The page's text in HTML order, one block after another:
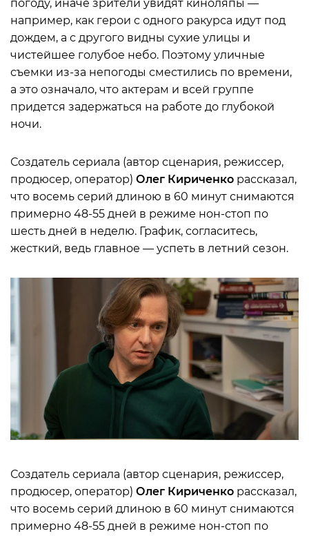
погоду, иначе зрители увидят киноляпы —
например, как герои с одного ракурса идут под
дождем, а с другого видны сухие улицы и
чистейшее голубое небо. Поэтому уличные
съемки из-за непогоды сместились по времени,
а это означало, что актерам и всей группе
придется задержаться на работе до глубокой
ночи.
Создатель сериала (автор сценария, режиссер,
продюсер, оператор) Олег Кириченко рассказал,
что восемь серий длиною в 60 минут снимаются
примерно 48-55 дней в режиме нон-стоп по
шесть дней в неделю. График, согласитесь,
жесткий, ведь главное — успеть в летний сезон.
Создатель сериала (автор сценария, режиссер,
продюсер, оператор) Олег Кириченко рассказал,
что восемь серий длиною в 60 минут снимаются
примерно 48-55 дней в режиме нон-стоп по